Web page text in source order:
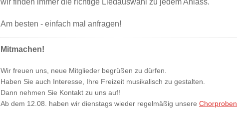
wir finden immer die richtige Liedauswahl zu jedem Anlass.
Am besten - einfach mal anfragen!
Mitmachen!
Wir freuen uns, neue Mitglieder begrüßen zu dürfen.
Haben Sie auch Interesse, Ihre Freizeit musikalisch zu gestalten.
Dann nehmen Sie Kontakt zu uns auf!
Ab dem 12.08. haben wir dienstags wieder regelmäßig unsere Chorproben